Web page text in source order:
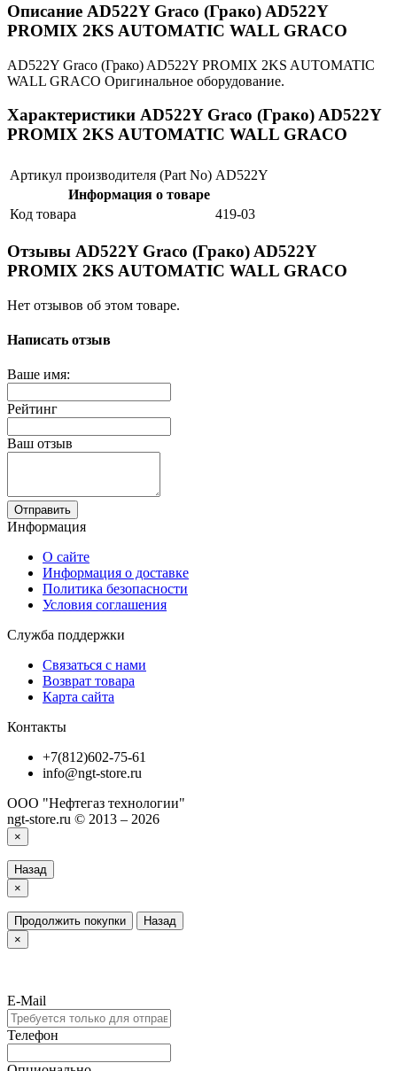
Описание AD522Y Graco (Грако) AD522Y
PROMIX 2KS AUTOMATIC WALL GRACO
AD522Y Graco (Грако) AD522Y PROMIX 2KS AUTOMATIC
WALL GRACO Оригинальное оборудование.
Характеристики AD522Y Graco (Грако) AD522Y
PROMIX 2KS AUTOMATIC WALL GRACO
Артикул производителя (Part No) AD522Y
Информация о товаре
Код товара
419-03
Отзывы AD522Y Graco (Грако) AD522Y
PROMIX 2KS AUTOMATIC WALL GRACO
Нет отзывов об этом товаре.
Написать отзыв
Ваше имя:
Рейтинг
Ваш отзыв
Отправить
Информация
О сайте
Информация о доставке
Политика безопасности
Условия соглашения
Служба поддержки
Связаться с нами
Возврат товара
Карта сайта
Контакты
+7(812)602-75-61
info@ngt-store.ru
ООО "Нефтегаз технологии"
ngt-store.ru © 2013 – 2026
×
Назад
×
Продолжить покупки
Назад
×
E-Mail
Телефон